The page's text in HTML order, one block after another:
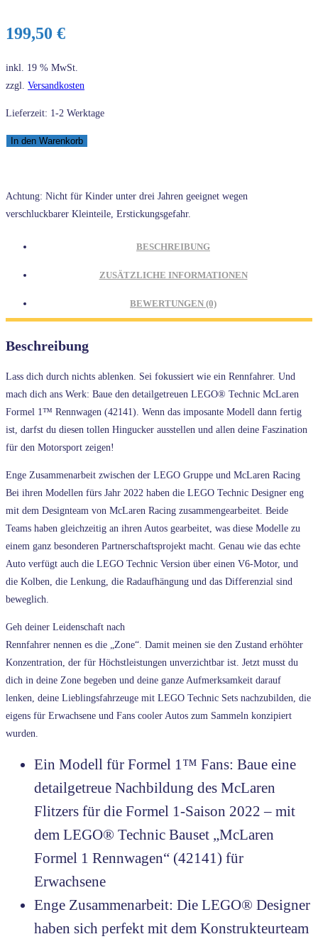
199,50 €
inkl. 19 % MwSt.
zzgl. Versandkosten
Lieferzeit: 1-2 Werktage
LEGO®
McLaren
Formel
Rennwagen
In den Warenkorb
Achtung: Nicht für Kinder unter drei Jahren geeignet wegen
verschluckbarer Kleinteile, Erstickungsgefahr.
BESCHREIBUNG
ZUSÄTZLICHE INFORMATIONEN
BEWERTUNGEN (0)
Beschreibung
Lass dich durch nichts ablenken. Sei fokussiert wie ein Rennfahrer. Und
mach dich ans Werk: Baue den detailgetreuen LEGO® Technic McLaren
Formel 1™ Rennwagen (42141). Wenn das imposante Modell dann fertig
ist, darfst du diesen tollen Hingucker ausstellen und allen deine Faszination
für den Motorsport zeigen!
Enge Zusammenarbeit zwischen der LEGO Gruppe und McLaren Racing
Bei ihren Modellen fürs Jahr 2022 haben die LEGO Technic Designer eng
mit dem Designteam von McLaren Racing zusammengearbeitet. Beide
Teams haben gleichzeitig an ihren Autos gearbeitet, was diese Modelle zu
einem ganz besonderen Partnerschaftsprojekt macht. Genau wie das echte
Auto verfügt auch die LEGO Technic Version über einen V6-Motor, und
die Kolben, die Lenkung, die Radaufhängung und das Differenzial sind
beweglich.
Geh deiner Leidenschaft nach
Rennfahrer nennen es die „Zone“. Damit meinen sie den Zustand erhöhter
Konzentration, der für Höchstleistungen unverzichtbar ist. Jetzt musst du
dich in deine Zone begeben und deine ganze Aufmerksamkeit darauf
lenken, deine Lieblingsfahrzeuge mit LEGO Technic Sets nachzubilden, die
eigens für Erwachsene und Fans cooler Autos zum Sammeln konzipiert
wurden.
Ein Modell für Formel 1™ Fans: Baue eine
detailgetreue Nachbildung des McLaren
Flitzers für die Formel 1-Saison 2022 – mit
dem LEGO® Technic Bauset „McLaren
Formel 1 Rennwagen“ (42141) für
Erwachsene
Enge Zusammenarbeit: Die LEGO® Designer
haben sich perfekt mit dem Konstrukteurteam